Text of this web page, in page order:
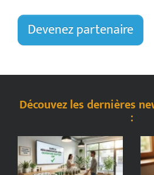
Devenez partenaire
Découvez les dernières
: